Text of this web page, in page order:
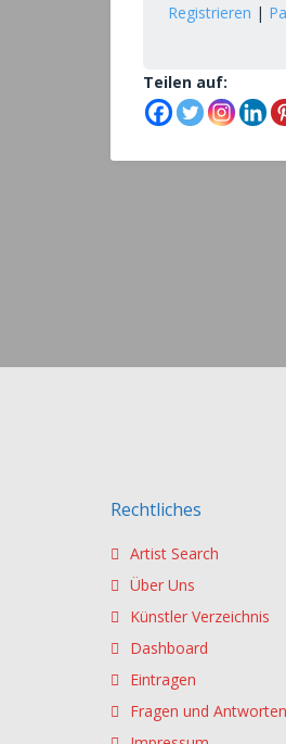
Registrieren |
Teilen auf:
Rechtliches
Artist Search
Über Uns
Künstler Verzeichnis
Dashboard
Eintragen
Fragen und Antworten